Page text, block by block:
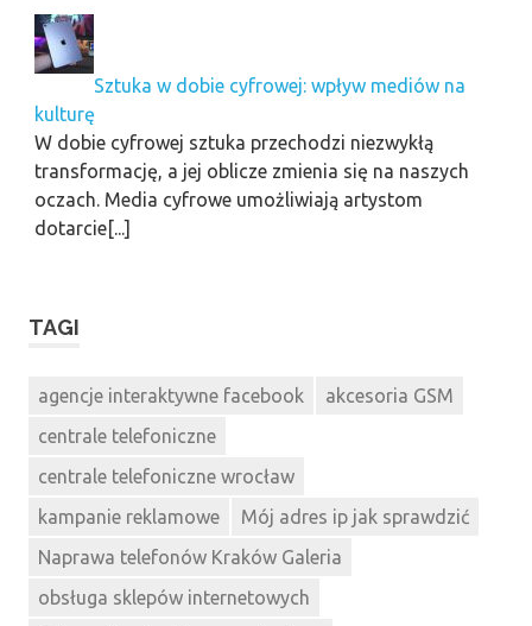
Sztuka w dobie cyfrowej: wpływ mediów na
kulturę
W dobie cyfrowej sztuka przechodzi niezwykłą
transformację, a jej oblicze zmienia się na naszych
oczach. Media cyfrowe umożliwiają artystom
dotarcie[...]
TAGI
agencje interaktywne facebook
akcesoria GSM
centrale telefoniczne
centrale telefoniczne wrocław
kampanie reklamowe
Mój adres ip jak sprawdzić
Naprawa telefonów Kraków Galeria
obsługa sklepów internetowych